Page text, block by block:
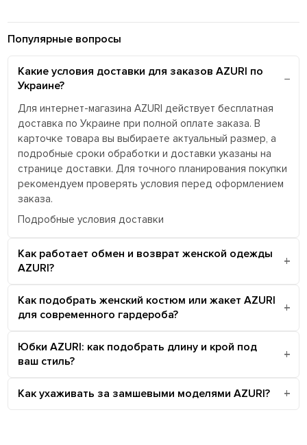
Популярные вопросы
Какие условия доставки для заказов AZURI по
Украине?
Для интернет-магазина AZURI действует бесплатная
доставка по Украине при полной оплате заказа. В
карточке товара вы выбираете актуальный размер, а
подробные сроки обработки и доставки указаны на
странице доставки. Для точного планирования покупки
рекомендуем проверять условия перед оформлением
заказа.
Подробные условия доставки
Как работает обмен и возврат женской одежды
AZURI?
Как подобрать женский костюм или жакет AZURI
для современного гардероба?
Юбки AZURI: как подобрать длину и крой под
ваш стиль?
Как ухаживать за замшевыми моделями AZURI?